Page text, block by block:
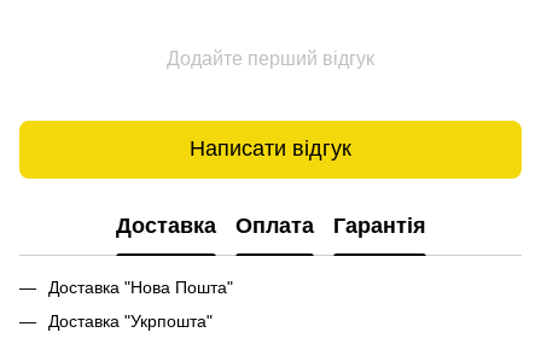
Додайте перший відгук
Написати відгук
Доставка Оплата Гарантія
Доставка "Нова Пошта"
Доставка "Укрпошта"